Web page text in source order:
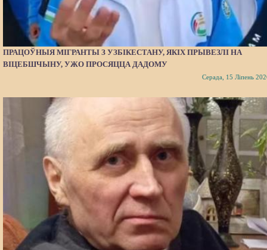
ПРАЦОЎНЫЯ МІГРАНТЫ З УЗБІКЕСТАНУ, ЯКІХ ПРЫВЕЗЛІ НА
ВІЦЕБШЧЫНУ, УЖО ПРОСЯЦЦА ДАДОМУ
Серада, 15 Ліпень